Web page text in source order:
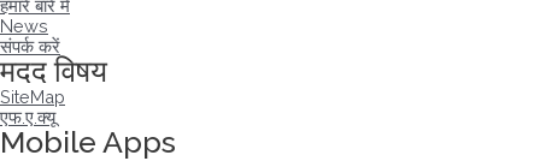
हमारे बारे में
News
संपर्क करें
मदद विषय
SiteMap
एफ.ए.क्यू
Mobile Apps